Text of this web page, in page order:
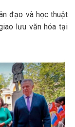
đạo và học thuật
lưu văn hóa tại